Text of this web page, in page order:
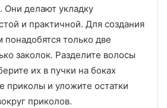
Они делают укладку
и практичной. Для создания
понадобятся только две
заколок. Разделите волосы
их в пучки на боках
приколы и уложите остатки
приколов.